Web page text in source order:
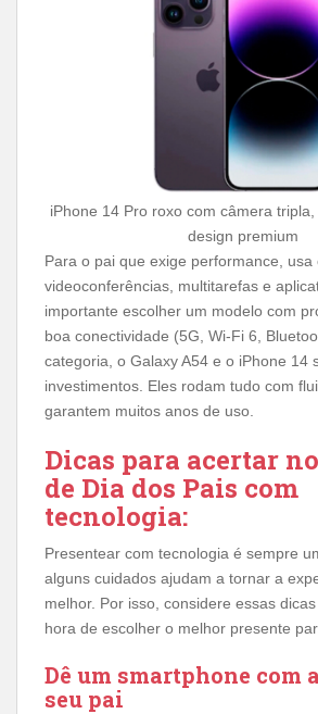
iPhone 14 Pro roxo com câmera
design premium
Para o pai que exige performance, usa
videoconferências, multitarefas e
importante escolher um modelo com
boa conectividade (5G, Wi-Fi 6,
categoria, o Galaxy A54 e o iPhone 14
investimentos. Eles rodam tudo com
garantem muitos anos de uso.
Dicas para acertar
de Dia dos Pais com
tecnologia:
Presentear com tecnologia é sempre
alguns cuidados ajudam a tornar a
melhor. Por isso, considere essas
hora de escolher o melhor presente
Dê um smartphone com
seu pai